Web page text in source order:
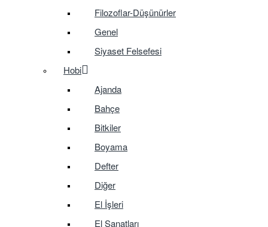
Filozoflar-Düşünürler
Genel
Siyaset Felsefesi
Hobi
Ajanda
Bahçe
Bitkiler
Boyama
Defter
Diğer
El İşleri
El Sanatları